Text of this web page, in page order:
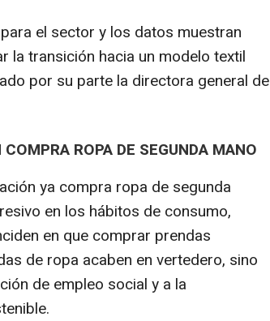
el sector y los datos muestran
la transición hacia un modelo textil
por su parte la directora general de
ROPA DE SEGUNDA MANO
ya compra ropa de segunda
en los hábitos de consumo,
en que comprar prendas
de ropa acaben en vertedero, sino
de empleo social y a la